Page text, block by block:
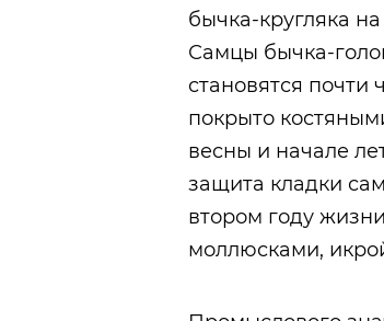
бычка-кругляка
Самцы бычка-
становятся почти
покрыто
весны и начале
защита кладки
втором году
моллюсками,